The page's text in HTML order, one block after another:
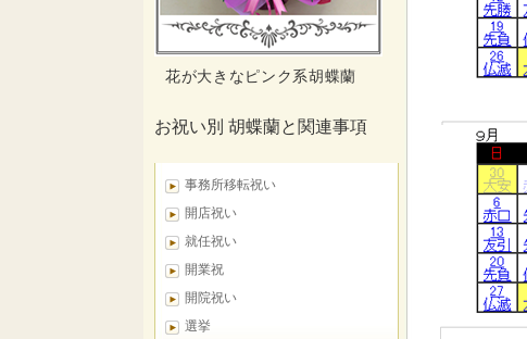
花が大きなピンク系胡蝶蘭
お祝い別 胡蝶蘭と関連事項
事務所移転祝い
開店祝い
就任祝い
開業祝
開院祝い
選挙